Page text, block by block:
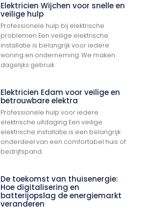
Elektricien Wijchen voor snelle en
veilige hulp
Professionele hulp bij elektrische
problemen Een veilige elektrische
installatie is belangrijk voor iedere
woning en onderneming. We maken
dagelijks gebruik
Elektricien Edam voor veilige en
betrouwbare elektra
Professionele hulp voor iedere
elektrische uitdaging Een veilige
elektrische installatie is een belangrijk
onderdeel van een comfortabel huis of
bedrijfspand.
De toekomst van thuisenergie:
Hoe digitalisering en
batterijopslag de energiemarkt
veranderen